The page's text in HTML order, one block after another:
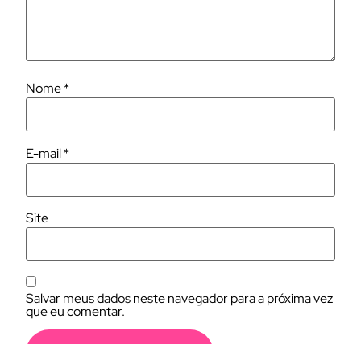
Nome*
E-mail*
Site
Salvar meus dados neste navegador para a próxima vez
que eu comentar.